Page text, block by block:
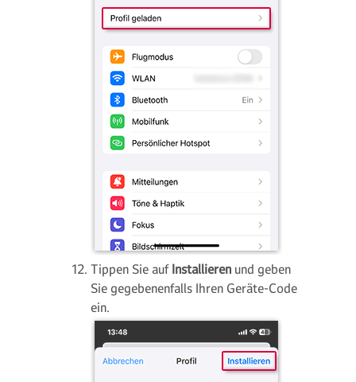
Tippen Sie auf Installieren und geben
Sie gegebenenfalls Ihren Geräte-Code
ein.